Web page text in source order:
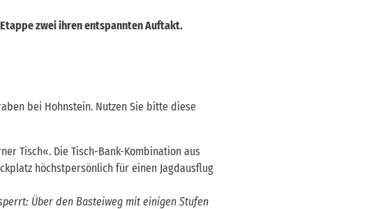
zwei ihren entspannten Auftakt.
bei Hohnstein. Nutzen Sie bitte diese
Tisch«. Die Tisch-Bank-Kombination aus
höchstpersönlich für einen Jagdausflug
Über den Basteiweg mit einigen Stufen